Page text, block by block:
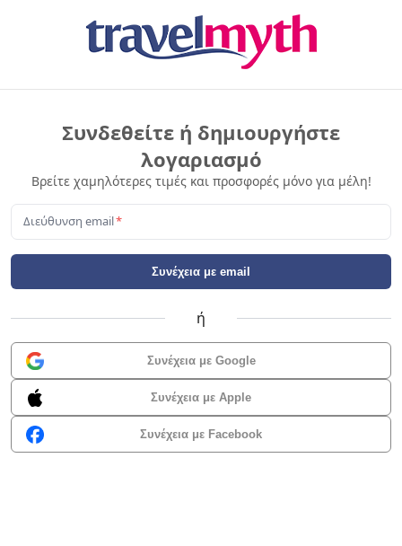
Συνδεθείτε ή δημιουργήστε
λογαριασμό
Βρείτε χαμηλότερες τιμές και προσφορές μόνο για μέλη!
Διεύθυνση email*
Συνέχεια με email
ή
Συνέχεια με Google
Συνέχεια με Apple
Συνέχεια με Facebook